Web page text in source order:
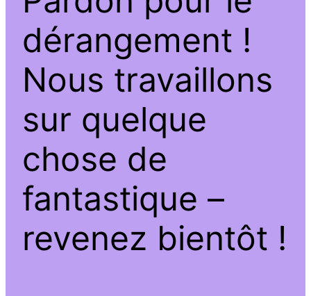
dérangement !
Nous travaillons
sur quelque
chose de
fantastique –
revenez bientôt !